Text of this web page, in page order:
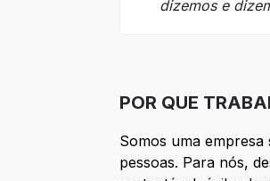
dizemos e
POR QUE
Somos uma
pessoas. Para nós,